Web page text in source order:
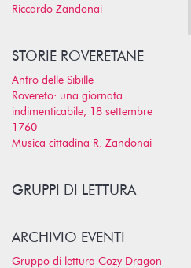
Riccardo Zandonai
STORIE ROVERETANE
Antro delle Sibille
Rovereto: una giornata
indimenticabile, 18 settembre
1760
Musica cittadina R. Zandonai
GRUPPI DI LETTURA
ARCHIVIO EVENTI
Gruppo di lettura Cozy Dragon